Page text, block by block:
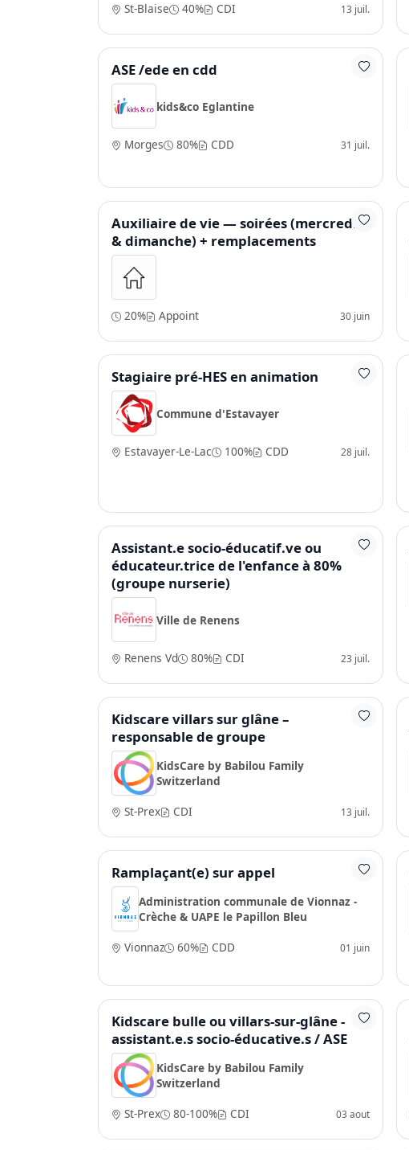
St-Blaise 40% CDI 13 juil.
ASE /ede en cdd
kids&co Eglantine
Morges 80% CDD 31 juil.
Auxiliaire de vie — soirées (mercredi
& dimanche) + remplacements
20% Appoint 30 juin
Stagiaire pré-HES en animation
Commune d'Estavayer
Estavayer-Le-Lac 100% CDD 28 juil.
Assistant.e socio-éducatif.ve ou
éducateur.trice de l'enfance à 80%
(groupe nurserie)
Ville de Renens
Renens Vd 80% CDI 23 juil.
Kidscare villars sur glâne –
responsable de groupe
KidsCare by Babilou Family
Switzerland
St-Prex
CDI 13 juil.
Ramplaçant(e) sur appel
Administration communale de Vionnaz -
Crèche & UAPE le Papillon Bleu
Vionnaz
60% CDD 01 juin
Kidscare bulle ou villars-sur-glâne -
assistant.e.s socio-éducative.s / ASE
KidsCare by Babilou Family
Switzerland
St-Prex
80-100% CDI 03 aout